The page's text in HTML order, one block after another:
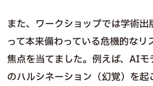
また、ワークショップでは学術
って本来備わっている危機的な
焦点を当てました。例えば、AI
のハルシネーション（幻覚）を